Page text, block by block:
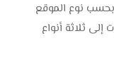
تختلف تكلفة تصميم موقع صيدلية في 2026 بحسب نوع الموقع
ثلاثة أنواع